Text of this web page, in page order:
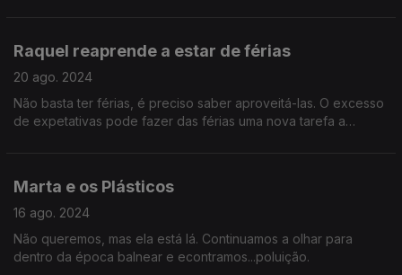
Raquel reaprende a estar de férias
20 ago. 2024
Não basta ter férias, é preciso saber aproveitá-las. O excesso
de expetativas pode fazer das férias uma nova tarefa a
Marta e os Plásticos
16 ago. 2024
Não queremos, mas ela está lá. Continuamos a olhar para
dentro da época balnear e econtramos...poluição.